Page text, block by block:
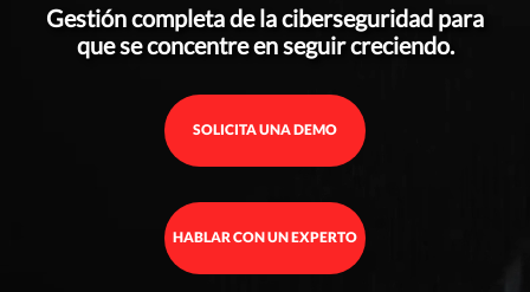
Gestión completa de la ciberseguridad para
que se concentre en seguir creciendo.
SOLICITA UNA DEMO
HABLAR CON UN EXPERTO